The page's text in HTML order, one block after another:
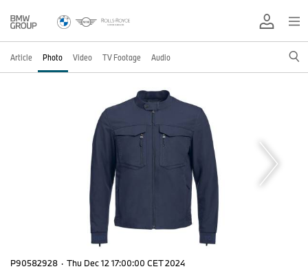
Article Photo Video TV Footage Audio
P90582928 · Thu Dec 12 17:00:00 CET 2024